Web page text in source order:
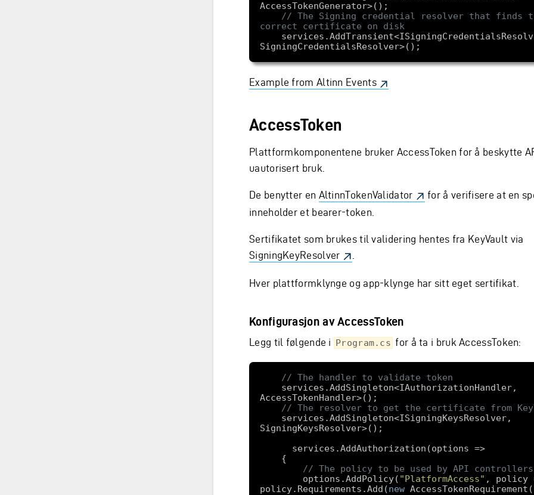
// The Signing credential resolver that finds
correct certificate on disk
Example from Altinn Events
AccessToken
Plattformkomponentene bruker AccessToken for å beskytte
uautorisert bruk.
De benytter en AltinnTokenValidator
for å verifisere at en
inneholder et bearer-token.
Sertifikatet som brukes til validering hentes fra KeyVault via
SigningKeyResolver
Hver plattformklynge og app-klynge har sitt eget sertifikat.
Konfigurasjon av AccessToken
Legg til følgende i Program.cs for å ta i bruk AccessToken:
// The handler to validate token
// The resolver to get the certificate from
      services.AddAuthorization(options =>
// The policy to be used by API controllers
        options.AddPolicy(
"PlatformAccess" , policy
policy.Requirements.Add(new